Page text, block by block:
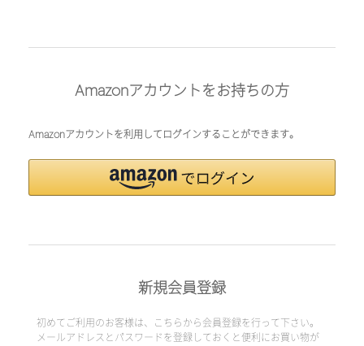
Amazonアカウントをお持ちの方
Amazonアカウントを利用してログインすることができます。
新規会員登録
初めてご利用のお客様は、こちらから会員登録を行って下さい。
メールアドレスとパスワードを登録しておくと便利にお買い物が